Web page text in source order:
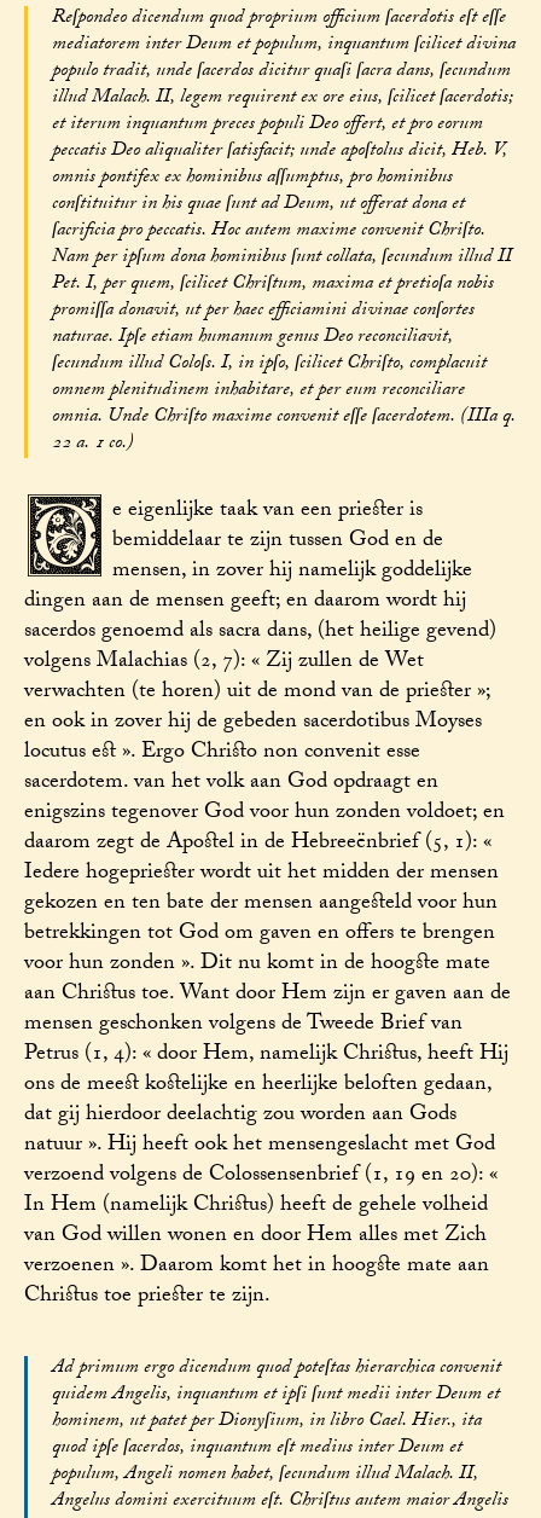
Reſpondeo dicendum quod proprium officium ſacerdotis eſt eſſe
mediatorem inter Deum et populum, inquantum ſcilicet divina
populo tradit, unde ſacerdos dicitur quaſi ſacra dans, ſecundum
illud Malach. II, legem requirent ex ore eius, ſcilicet ſacerdotis;
et iterum inquantum preces populi Deo offert, et pro eorum
peccatis Deo aliqualiter ſatisfacit; unde apoſtolus dicit, Heb. V,
omnis pontifex ex hominibus aſſumptus, pro hominibus
conſtituitur in his quae ſunt ad Deum, ut offerat dona et
ſacrificia pro peccatis. Hoc autem maxime convenit Chriſto.
Nam per ipſum dona hominibus ſunt collata, ſecundum illud II
Pet. I, per quem, ſcilicet Chriſtum, maxima et pretioſa nobis
promiſſa donavit, ut per haec efficiamini divinae conſortes
naturae. Ipſe etiam humanum genus Deo reconciliavit,
ſecundum illud Coloſs. I, in ipſo, ſcilicet Chriſto, complacuit
omnem plenitudinem inhabitare, et per eum reconciliare
omnia. Unde Chriſto maxime convenit eſſe ſacerdotem. (IIIa q.
22 a. 1 co.)
D e eigenlijke taak van een priester is
bemiddelaar te zijn tussen God en de
mensen, in zover hij namelijk goddelijke
dingen aan de mensen geeft; en daarom wordt hij
sacerdos genoemd als sacra dans, (het heilige gevend)
volgens Malachias (2, 7): « Zij zullen de Wet
verwachten (te horen) uit de mond van de priester »;
en ook in zover hij de gebeden sacerdotibus Moyses
locutus est ». Ergo Christo non convenit esse
sacerdotem. van het volk aan God opdraagt en
enigszins tegenover God voor hun zonden voldoet; en
daarom zegt de Apostel in de Hebreeënbrief (5, 1): «
Iedere hogepriester wordt uit het midden der mensen
gekozen en ten bate der mensen aangesteld voor hun
betrekkingen tot God om gaven en offers te brengen
voor hun zonden ». Dit nu komt in de hoogste mate
aan Christus toe. Want door Hem zijn er gaven aan de
mensen geschonken volgens de Tweede Brief van
Petrus (1, 4): « door Hem, namelijk Christus, heeft Hij
ons de meest kostelijke en heerlijke beloften gedaan,
dat gij hierdoor deelachtig zou worden aan Gods
natuur ». Hij heeft ook het mensengeslacht met God
verzoend volgens de Colossensenbrief (1, 19 en 20): «
In Hem (namelijk Christus) heeft de gehele volheid
van God willen wonen en door Hem alles met Zich
verzoenen ». Daarom komt het in hoogste mate aan
Christus toe priester te zijn.
Ad primum ergo dicendum quod poteſtas hierarchica convenit
quidem Angelis, inquantum et ipſi ſunt medii inter Deum et
hominem, ut patet per Dionyſium, in libro Cael. Hier., ita
quod ipſe ſacerdos, inquantum eſt medius inter Deum et
populum, Angeli nomen habet, ſecundum illud Malach. II,
Angelus domini exercituum eſt. Chriſtus autem maior Angelis